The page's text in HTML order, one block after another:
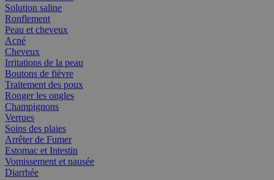
Solution saline
Ronflement
Peau et cheveux
Acné
Cheveux
Irritations de la peau
Boutons de fièvre
Traitement des poux
Ronger les ongles
Champignons
Verrues
Soins des plaies
Arrêter de Fumer
Estomac et Intestin
Vomissement et nausée
Diarrhée